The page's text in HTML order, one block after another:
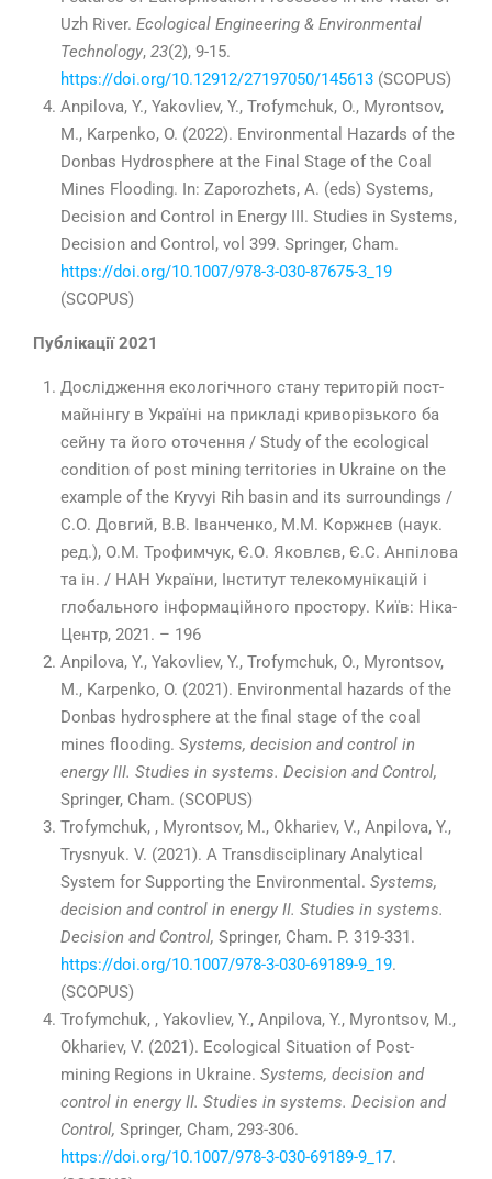
Uzh River. Ecological Engineering & Environmental
Technology, 23(2), 9-15.
https://doi.org/10.12912/27197050/145613 (SCOPUS)
Anpilova, Y., Yakovliev, Y., Trofymchuk, O., Myrontsov,
M., Karpenko, O. (2022). Environmental Hazards of the
Donbas Hydrosphere at the Final Stage of the Coal
Mines Flooding. In: Zaporozhets, A. (eds) Systems,
Decision and Control in Energy III. Studies in Systems,
Decision and Control, vol 399. Springer, Cham.
https://doi.org/10.1007/978-3-030-87675-3_19
(SCOPUS)
Публікації 2021
Дослідження екологічного стану територій пост-
майнінгу в Україні на прикладі криворізького ба
сейну та його оточення / Study of the ecological
condition of post mining territories in Ukraine on the
example of the Kryvyi Rih basin and its surroundings /
С.О. Довгий, В.В. Іванченко, М.М. Коржнєв (наук.
ред.), О.М. Трофимчук, Є.О. Яковлєв, Є.С. Анпілова
та ін. / НАН України, Інститут телекомунікацій і
глобального інформаційного простору. Київ: Ніка-
Центр, 2021. – 196
Anpilova, Y., Yakovliev, Y., Trofymchuk, O., Myrontsov,
M., Karpenko, O. (2021). Environmental hazards of the
Donbas hydrosphere at the final stage of the coal
mines flooding. Systems, decision and control in
energy III. Studies in systems. Decision and Control,
Springer, Cham. (SCOPUS)
Trofymchuk, , Myrontsov, M., Okhariev, V., Anpilova, Y.,
Trysnyuk. V. (2021). A Transdisciplinary Analytical
System for Supporting the Environmental. Systems,
decision and control in energy II. Studies in systems.
Decision and Control, Springer, Cham. P. 319-331.
https://doi.org/10.1007/978-3-030-69189-9_19.
(SCOPUS)
Trofymchuk, , Yakovliev, Y., Anpilova, Y., Myrontsov, M.,
Okhariev, V. (2021). Ecological Situation of Post-
mining Regions in Ukraine. Systems, decision and
control in energy II. Studies in systems. Decision and
Control, Springer, Cham, 293-306.
https://doi.org/10.1007/978-3-030-69189-9_17.